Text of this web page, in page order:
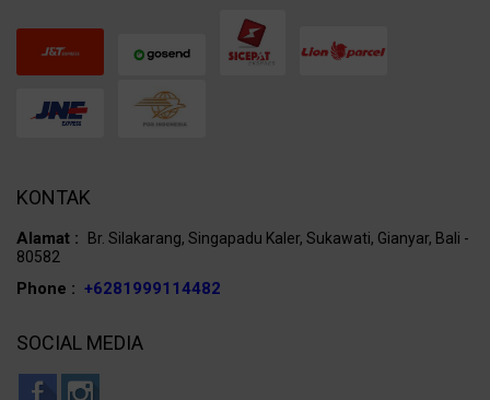
KONTAK
Alamat :
Br. Silakarang, Singapadu Kaler, Sukawati, Gianyar, Bali -
80582
Phone : +6281999114482
SOCIAL MEDIA